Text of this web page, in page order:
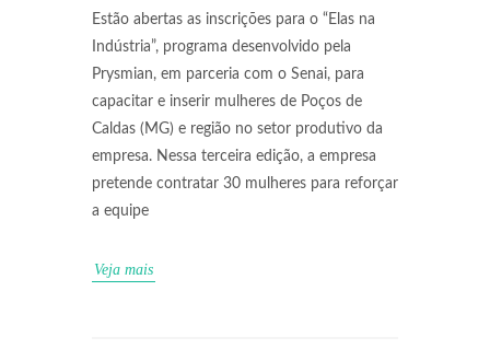
Estão abertas as inscrições para o “Elas na
Indústria”, programa desenvolvido pela
Prysmian, em parceria com o Senai, para
capacitar e inserir mulheres de Poços de
Caldas (MG) e região no setor produtivo da
empresa. Nessa terceira edição, a empresa
pretende contratar 30 mulheres para reforçar
a equipe
Veja mais